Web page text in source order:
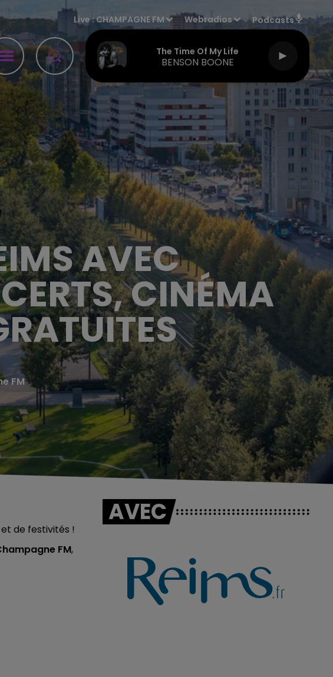
Live :CHAMPAGNE FM Webradios Podcasts
The Time Of My Life
BENSON BOONE
AVEC
CINÉMA
FM
de festivités !
FM,
AVEC